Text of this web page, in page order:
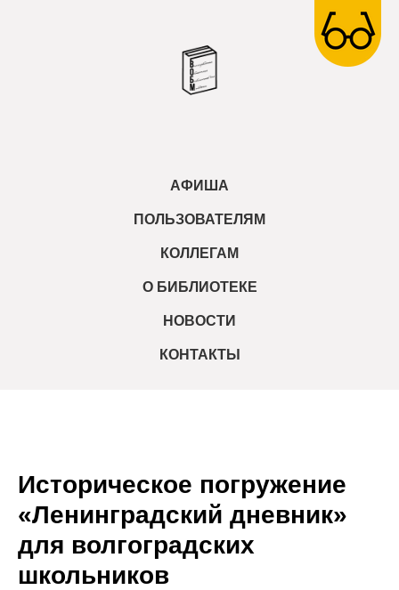
АФИША
ПОЛЬЗОВАТЕЛЯМ
КОЛЛЕГАМ
О БИБЛИОТЕКЕ
НОВОСТИ
КОНТАКТЫ
Историческое погружение
«Ленинградский дневник»
для волгоградских
школьников